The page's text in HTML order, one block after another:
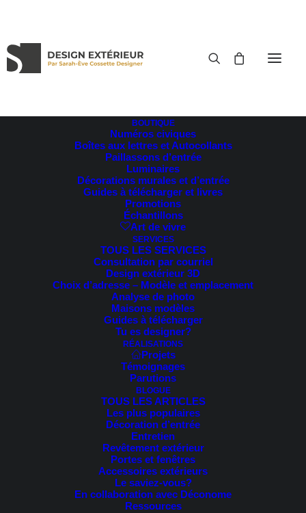
BOUTIQUE
Numéros civiques
Boîtes aux lettres et Autocollants
Paillassons d’entrée
Luminaires
Décorations murales et d’entrée
Guides à télécharger et livres
Promotions
Échantillons
Art de vivre
SERVICES
TOUS LES SERVICES
Consultation par courriel
Design extérieur 3D
Choix d’adresse – Modèle et emplacement
Analyse de photo
Maisons modèles
Guides à télécharger
Tu es designer?
RÉALISATIONS
Projets
Témoignages
Parutions
BLOGUE
TOUS LES ARTICLES
Les plus populaires
Décoration d’entrée
Entretien
Revêtement extérieur
Portes et fenêtres
Accessoires extérieurs
Le saviez-vous?
En collaboration avec Déconome
Ressources
RETOUR AUX TÉMOIGNAGES
Madame Bergeron
St-Léonard-d'Aston | Rénovation
Merci pour l’excellent travail exécuter en
quelques jours.
Gaétan et moi sommes très contents et
avons très hâte de voir le résultat des
travaux une fois terminer.